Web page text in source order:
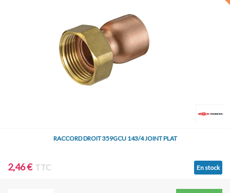
RACCORD DROIT 359GCU 143/4 JOINT PLAT
2,46 € TTC En stock